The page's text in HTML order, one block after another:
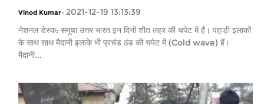
Vinod Kumar- 2021-12-19 13:13:39
नेशनल डेस्क: समूचा उत्तर भारत इन दिनों शीत लहर की चपेट में है। पहाड़ी इलाकों
के साथ साथ मैदानी इलाके भी प्रचंड ठंड की चपेट में (Cold wave) हैं।
मैदानी...